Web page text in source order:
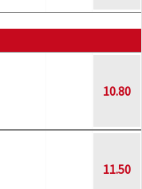
10.80
11.50